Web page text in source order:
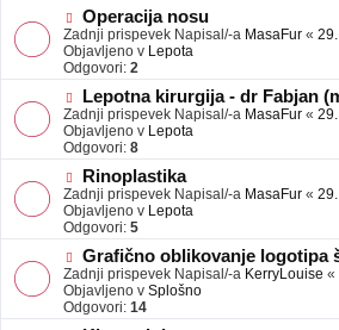
b
a
v
e
N
o
v
e
o
j
a
v
e
Operacija nosu
Zadnji prispevek Napisal/-a MasaFur «
Objavljeno v Lepota
Odgovori: 2
N
o
v
e
o
j
a
v
e
Lepotna kirurgija - dr Fabjan
Zadnji prispevek Napisal/-a MasaFur «
Objavljeno v Lepota
Odgovori: 8
N
o
v
e
o
b
j
a
v
e
Rinoplastika
Zadnji prispevek Napisal/-a MasaFur «
Objavljeno v Lepota
Odgovori: 5
N
o
v
e
o
Grafično oblikovanje logotipa
Zadnji prispevek Napisal/-a KerryLouise «
Objavljeno v Splošno
Odgovori: 14